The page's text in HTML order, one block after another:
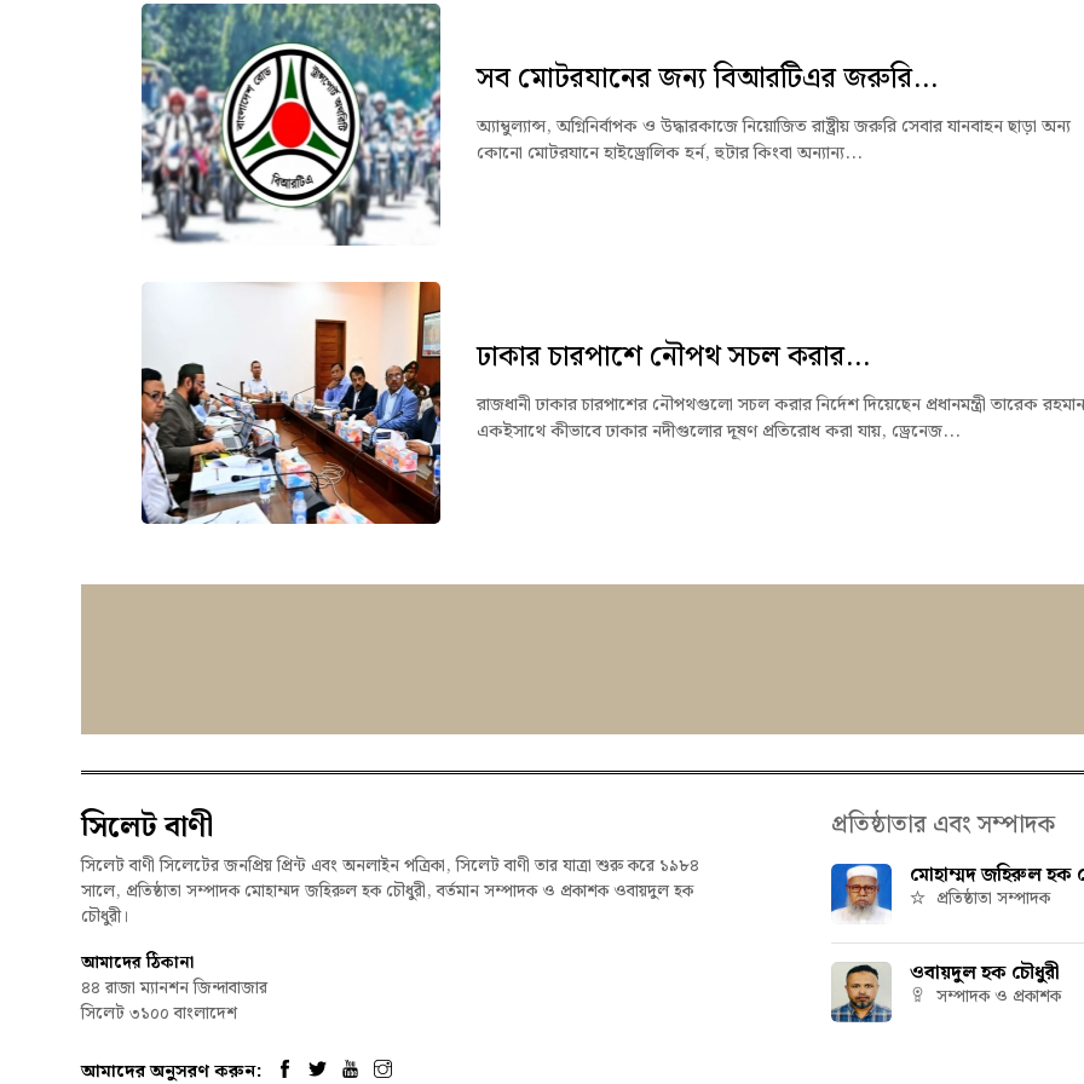
সব মোটরযানের জন্য বিআরটিএর জরুরি...
অ্যাম্বুল্যান্স, অগ্নিনির্বাপক ও উদ্ধারকাজে নিয়োজিত রাষ্ট্রীয় জরুরি সেবার যানবাহন ছাড়া অন্য
কোনো মোটরযানে হাইড্রোলিক হর্ন, হুটার কিংবা অন্যান্য...
ঢাকার চারপাশে নৌপথ সচল করার...
রাজধানী ঢাকার চারপাশের নৌপথগুলো সচল করার নির্দেশ দিয়েছেন প্রধানমন্ত্রী তারেক
একইসাথে কীভাবে ঢাকার নদীগুলোর দূষণ প্রতিরোধ করা যায়, ড্রেনেজ...
সিলেট বাণী
সিলেট বাণী সিলেটের জনপ্রিয় প্রিন্ট এবং অনলাইন পত্রিকা, সিলেট বাণী তার যাত্রা শুরু করে ১৯৮৪
সালে, প্রতিষ্ঠাতা সম্পাদক মোহাম্মদ জহিরুল হক চৌধুরী, বর্তমান সম্পাদক ও প্রকাশক ওবায়দুল হক
চৌধুরী।
আমাদের ঠিকানা
৪৪ রাজা ম্যানশন জিন্দাবাজার
সিলেট ৩১০০ বাংলাদেশ
আমাদের অনুসরণ করুন:
প্রতিষ্ঠাতার এবং সম্পাদক
মোহাম্মদ জহিরুল হক
প্রতিষ্ঠাতা সম্পাদক
ওবায়দুল হক চৌধুরী
সম্পাদক ও প্রকাশক